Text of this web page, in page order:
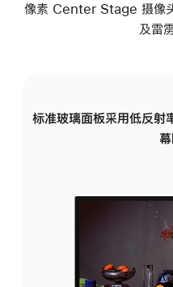
像素 Center Stage 摄像头
及雷
标准玻璃面板采用低反射
幕